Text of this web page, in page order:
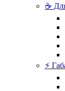
☕
⚡